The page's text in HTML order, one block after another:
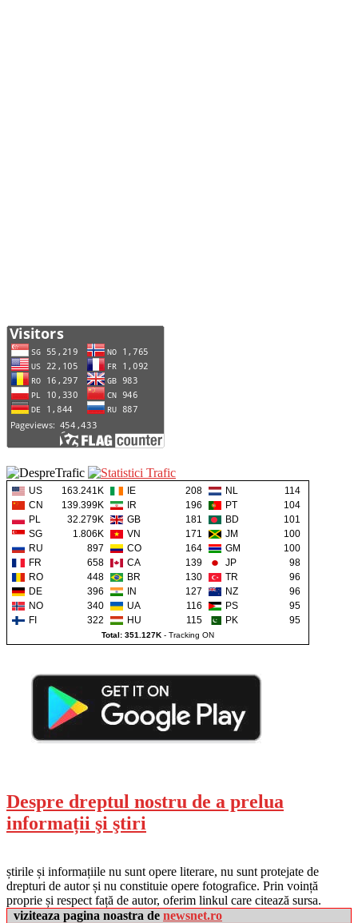
US 163.241K IE 208 NL
114
CN
139.399K IR 196 PT
104
PL
32.279K GB 181 BD
101
SG
1.806K VN 171 JM
100
RU
897 CO 164 GM
100
FR
658 CA 139 JP
98
RO
448 BR 130 TR
96
DE
396 IN 127 NZ
96
NO
340 UA 116 PS
95
FI
322 HU 115 PK 95
Total: 351.127K - Tracking ON
Despre dreptul nostru de a prelua
informații şi ştiri
știrile și informațiile nu sunt opere literare, nu sunt protejate de
drepturi de autor și nu constituie opere fotografice. Prin voință
proprie și respect față de autor, oferim linkul care citează sursa.
viziteaza pagina noastra de newsnet.ro